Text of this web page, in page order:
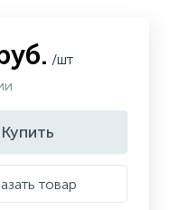
/шт
Купить
товар